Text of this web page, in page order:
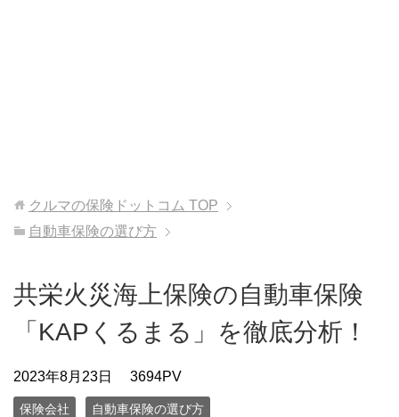
クルマの保険ドットコム TOP
自動車保険の選び方
共栄火災海上保険の自動車保険
「KAPくるまる」を徹底分析！
2023年8月23日 3694PV
保険会社 自動車保険の選び方